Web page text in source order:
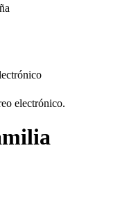
electrónico.